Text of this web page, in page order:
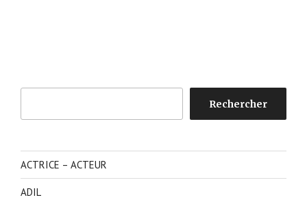
Rechercher
ACTRICE – ACTEUR
ADIL